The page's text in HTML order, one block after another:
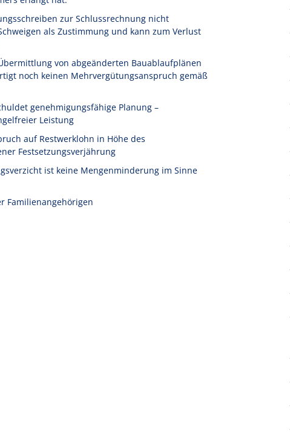
zur Schlussrechnung nicht
als Zustimmung und kann zum Verlust
von abgeänderten Bauablaufplänen
noch keinen Mehrvergütungsanspruch gemäß
genehmigungsfähige Planung –
Leistung
auf Restwerklohn in Höhe des
Festsetzungsverjährung
ist keine Mengenminderung im Sinne
Familienangehörigen